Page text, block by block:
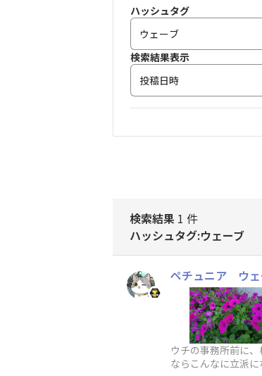
ハッシュタグ
検索結果表示
投稿日時
検索結果 1 件
ハッシュタグ:ウェーブ
ペチュニア ウ
ウチの事務所前に
ならこんなに立派